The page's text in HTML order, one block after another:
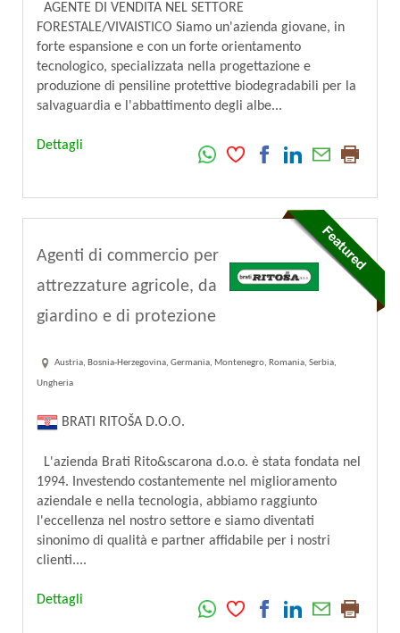
AGENTE DI VENDITA NEL SETTORE
FORESTALE/VIVAISTICO Siamo un'azienda giovane, in
forte espansione e con un forte orientamento
tecnologico, specializzata nella progettazione e
produzione di pensiline protettive biodegradabili per la
salvaguardia e l'abbattimento degli albe...
Dettagli
Agenti di commercio per
attrezzature agricole, da
giardino e di protezione
Austria, Bosnia-Herzegovina, Germania, Montenegro, Romania, Serbia,
Ungheria
BRATI RITOŠA D.O.O.
L'azienda Brati Rito&scarona d.o.o. è stata fondata nel
1994. Investendo costantemente nel miglioramento
aziendale e nella tecnologia, abbiamo raggiunto
l'eccellenza nel nostro settore e siamo diventati
sinonimo di qualità e partner affidabile per i nostri
clienti....
Dettagli